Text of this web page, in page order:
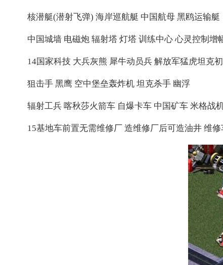
核潜艇(潜射飞弹) 海岸巡航艇 中国航母 黑鸥运输艇
中国城墙 电磁炮 辐射塔 灯塔 训练中心 心灵控制增
14国家科技 大兵灰熊 犀牛动员兵 解放军猛虎坦克
狙击手 黑鹰 空中堡垒轰炸机 坦克杀手 幽浮
辐射工兵 喀秋莎火箭车 自爆卡车 中国矿车 米格战
15基地车前置无需维修厂 造维修厂后可造油井 维修